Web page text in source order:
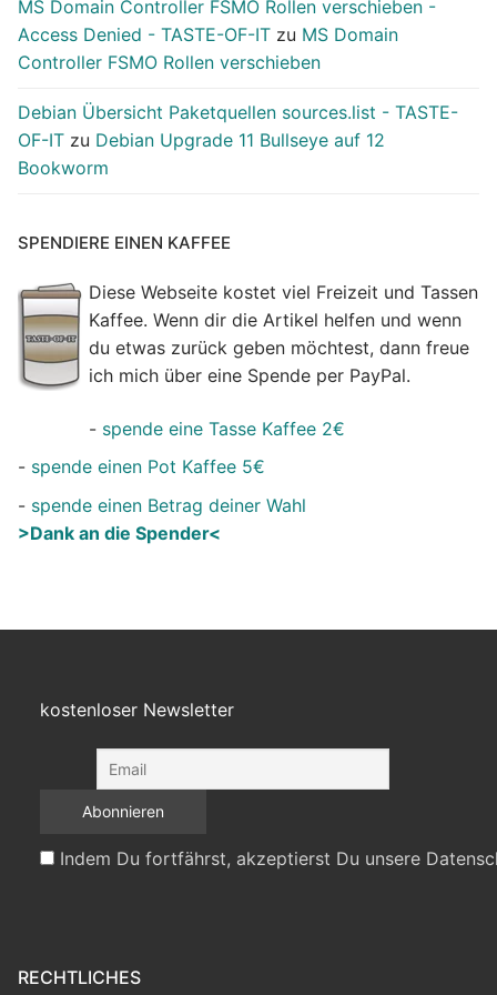
MS Domain Controller FSMO Rollen verschieben -
Access Denied - TASTE-OF-IT zu MS Domain
Controller FSMO Rollen verschieben
Debian Übersicht Paketquellen sources.list - TASTE-
OF-IT zu Debian Upgrade 11 Bullseye auf 12
Bookworm
SPENDIERE EINEN KAFFEE
Diese Webseite kostet viel Freizeit und Tassen
Kaffee. Wenn dir die Artikel helfen und wenn
du etwas zurück geben möchtest, dann freue
ich mich über eine Spende per PayPal.
- spende eine Tasse Kaffee 2€
- spende einen Pot Kaffee 5€
- spende einen Betrag deiner Wahl
>Dank an die Spender<
kostenloser Newsletter
Indem Du fortfährst, akzeptierst Du unsere
RECHTLICHES